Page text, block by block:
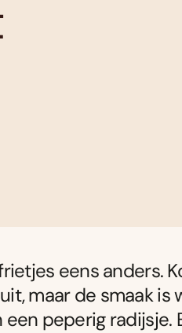
eens anders.
maar de smaak is
een peperig radijsje.